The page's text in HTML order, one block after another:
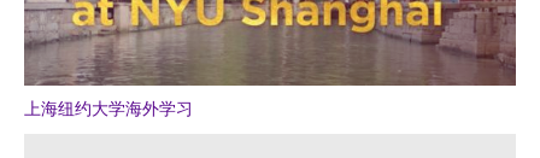
上海纽约大学海外学习